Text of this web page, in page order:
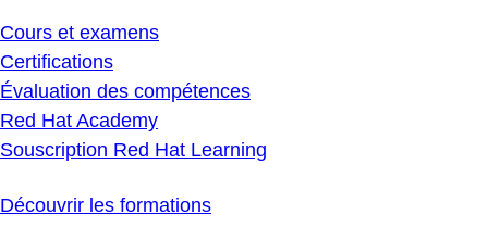
Cours et examens
Certifications
Évaluation des compétences
Red Hat Academy
Souscription Red Hat Learning
Découvrir les formations